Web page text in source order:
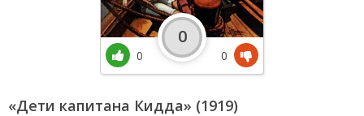
«Дети капитана Кидда» (1919)
0
0
0